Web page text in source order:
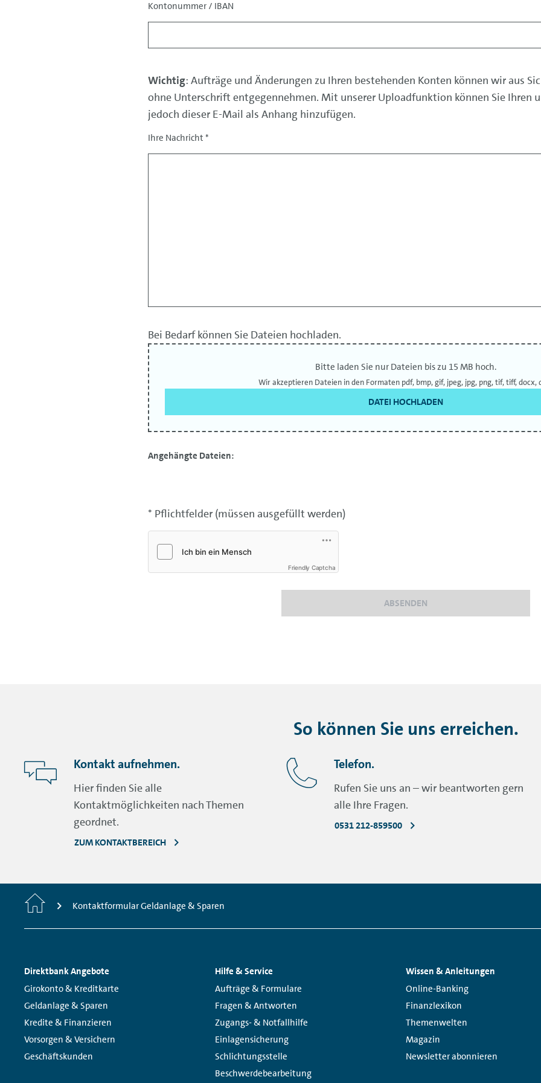
Kontonummer / IBAN
Wichtig: Aufträge und Änderungen zu Ihren bestehenden Konten können wir aus
ohne Unterschrift entgegennehmen. Mit unserer Uploadfunktion können Sie Ihren
jedoch dieser E-Mail als Anhang hinzufügen.
Ihre Nachricht*
Bei Bedarf können Sie Dateien hochladen.
Bitte laden Sie nur Dateien bis zu 15 MB hoch.
Wir akzeptieren Dateien in den Formaten pdf, bmp, gif, jpeg, jpg, png, tif, tiff, docx,
DATEI HOCHLADEN
Angehängte Dateien:
* Pflichtfelder (müssen ausgefüllt werden)
Friendly Captcha
ABSENDEN
So können Sie uns erreichen.
Kontakt aufnehmen.
Hier finden Sie alle
Kontaktmöglichkeiten nach Themen
geordnet.
ZUM KONTAKTBEREICH
Telefon.
Rufen Sie uns an – wir beantworten gern
alle Ihre Fragen.
0531 212-859500
Home Kontaktformular Geldanlage & Sparen
Footer
Navigation
Direktbank Angebote
Links:
Girokonto & Kreditkarte
Geldanlage & Sparen
Kredite & Finanzieren
Vorsorgen & Versichern
Geschäftskunden
Hilfe & Service
Links:
Aufträge & Formulare
Fragen & Antworten
Zugangs- & Notfallhilfe
Einlagensicherung
Schlichtungsstelle
Beschwerdebearbeitung
Wissen & Anleitungen
Links:
Online-Banking
Finanzlexikon
Themenwelten
Magazin
Newsletter abonnieren